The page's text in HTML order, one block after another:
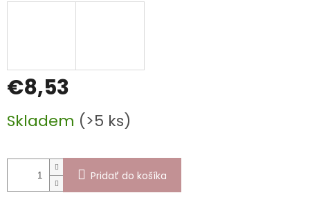
€8,53
cena:
Skladem (>5 ks)
Pridať do košíka